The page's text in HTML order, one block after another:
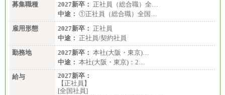
募集職種
2027新卒： 正社員（総合職）全…
中途： ①正社員（総合職）全国…
雇用形態
2027新卒： 正社員
中途： 正社員/契約社員
勤務地
2027新卒： 本社(大阪・東京)…
中途： 本社(大阪・東京)：2…
給与
2027新卒：
【正社員】
[全国社員]